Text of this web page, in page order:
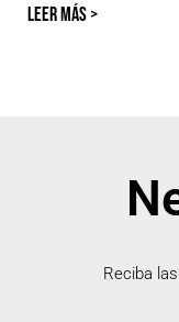
LEER MÁS >
Reciba